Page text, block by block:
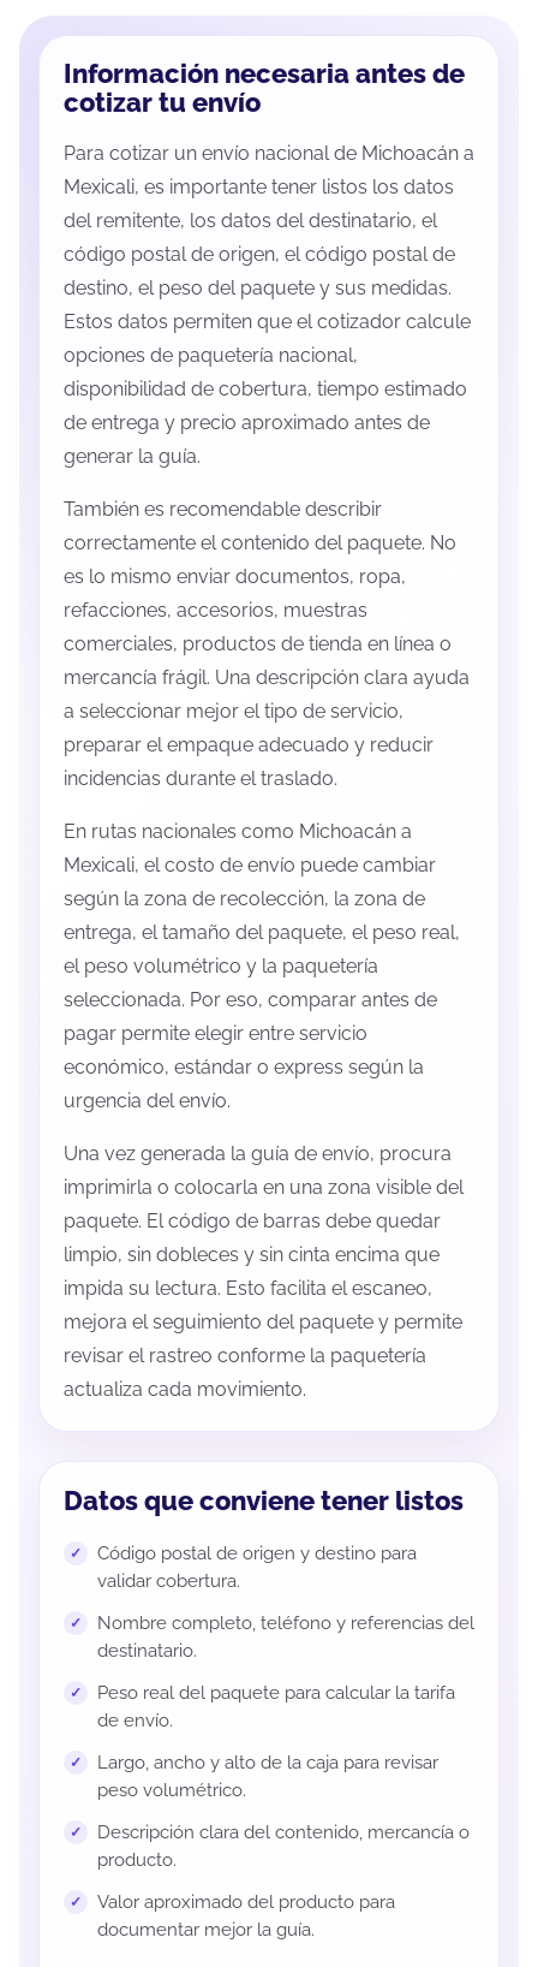
Información necesaria antes de
cotizar tu envío
Para cotizar un envío nacional de Michoacán a
Mexicali, es importante tener listos los datos
del remitente, los datos del destinatario, el
código postal de origen, el código postal de
destino, el peso del paquete y sus medidas.
Estos datos permiten que el cotizador calcule
opciones de paquetería nacional,
disponibilidad de cobertura, tiempo estimado
de entrega y precio aproximado antes de
generar la guía.
También es recomendable describir
correctamente el contenido del paquete. No
es lo mismo enviar documentos, ropa,
refacciones, accesorios, muestras
comerciales, productos de tienda en línea o
mercancía frágil. Una descripción clara ayuda
a seleccionar mejor el tipo de servicio,
preparar el empaque adecuado y reducir
incidencias durante el traslado.
En rutas nacionales como Michoacán a
Mexicali, el costo de envío puede cambiar
según la zona de recolección, la zona de
entrega, el tamaño del paquete, el peso real,
el peso volumétrico y la paquetería
seleccionada. Por eso, comparar antes de
pagar permite elegir entre servicio
económico, estándar o express según la
urgencia del envío.
Una vez generada la guía de envío, procura
imprimirla o colocarla en una zona visible del
paquete. El código de barras debe quedar
limpio, sin dobleces y sin cinta encima que
impida su lectura. Esto facilita el escaneo,
mejora el seguimiento del paquete y permite
revisar el rastreo conforme la paquetería
actualiza cada movimiento.
Datos que conviene tener listos
Código postal de origen y destino para
validar cobertura.
Nombre completo, teléfono y referencias del
destinatario.
Peso real del paquete para calcular la tarifa
de envío.
Largo, ancho y alto de la caja para revisar
peso volumétrico.
Descripción clara del contenido, mercancía o
producto.
Valor aproximado del producto para
documentar mejor la guía.